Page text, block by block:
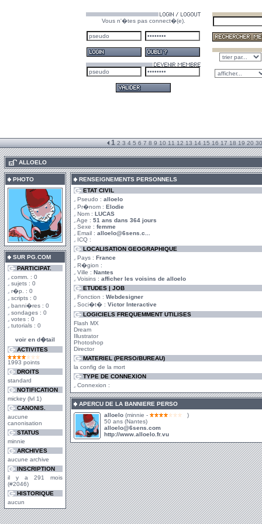
Vous n'�tes pas connect�(e).
1 2 3 4 5 6 7 8 9 10 11 12 13 14 15 16 17 18 19 20 30
ALLOELO
PHOTO
SUR PG.COM
PARTICIPAT.
comm. : 0
sujets : 0
r�p. : 0
scripts : 0
banni�res : 0
sondages : 0
votes : 0
tutorials : 0
voir en d�tail
ACTIVITES
1993 points
DROITS
standard
NOTIFICATION
mickey (lvl 1)
CANONIS.
aucune
canonisation
STATUS
minnie
ARCHIVES
aucune archive
INSCRIPTION
il y a 291 mois
(#2046)
HISTORIQUE
aucun
RENSEIGNEMENTS PERSONNELS
ETAT CIVIL
Pseudo : alloelo
Pr�nom : Elodie
Nom : LUCAS
Age : 51 ans dans 364 jours
Sexe : femme
Email : alloelo@6sens.c...
ICQ :
LOCALISATION GEOGRAPHIQUE
Pays : France
R�gion :
Ville : Nantes
Voisins : afficher les voisins de alloelo
ETUDES | JOB
Fonction : Webdesigner
Soci�t� : Victor Interactive
LOGICIELS FREQUEMMENT UTILISES
Flash MX
Dream
Illustrator
Photoshop
Director
MATERIEL (PERSO/BUREAU)
la config de la mort
TYPE DE CONNEXION
Connexion :
APERCU DE LA BANNIERE PERSO
alloelo (minnie -
)
50 ans (Nantes)
alloelo@6sens.com
http://www.alloelo.fr.vu